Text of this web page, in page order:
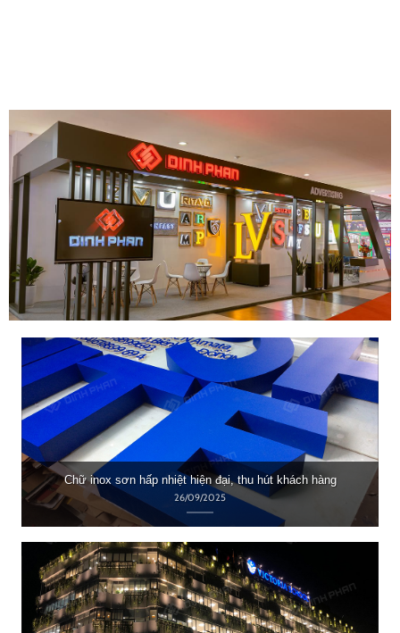
Chữ inox sơn hấp nhiệt hiện đại, thu hút khách hàng
26/09/2025